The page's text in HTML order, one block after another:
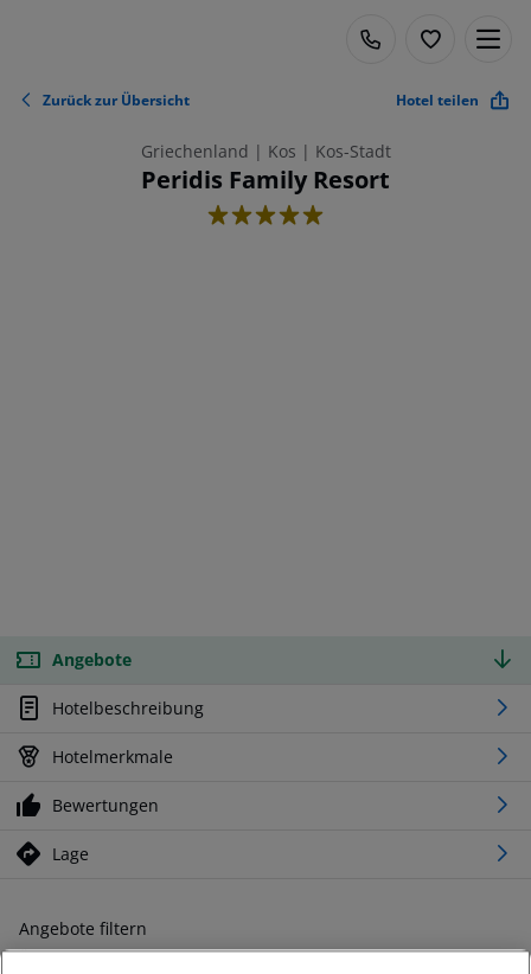
Zurück zur Übersicht Hotel teilen
Griechenland | Kos | Kos-Stadt
Peridis Family Resort
5
Angebote
Hotelbeschreibung
Hotelmerkmale
Bewertungen
Lage
Angebote filtern
Ändern Sie Ihre Kriterien nach Ihren Wünschen